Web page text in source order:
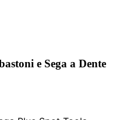
e Sega a Dente